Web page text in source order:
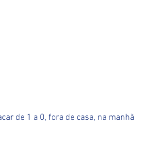
de 1 a 0, fora de casa, na manhã